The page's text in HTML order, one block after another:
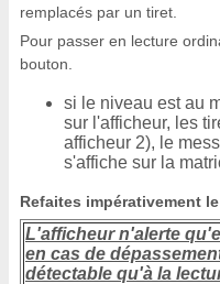
remplacés par un tiret.
Pour passer en lecture
bouton.
si le niveau est au
sur l'afficheur, les
afficheur 2), le
s'affiche sur la
Refaites impérativement
L'afficheur n'alerte
en cas de
détectable qu'à la